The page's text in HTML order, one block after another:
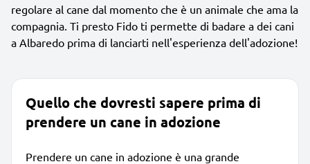
regolare al cane dal momento che è un animale che ama la
compagnia. Ti presto Fido ti permette di badare a dei cani
a Albaredo prima di lanciarti nell'esperienza dell'adozione!
Quello che dovresti sapere prima di
prendere un cane in adozione
Prendere un cane in adozione è una grande